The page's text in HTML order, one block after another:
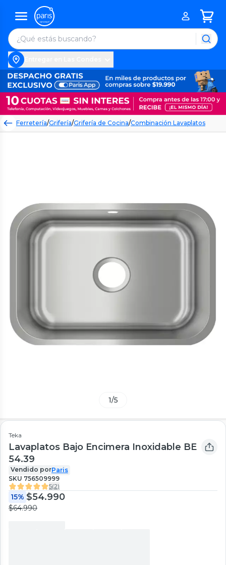
Ferretería/Grifería/Grifería de Cocina/Combinación Lavaplatos
1/5
Teka
Lavaplatos Bajo Encimera Inoxidable BE
54.39
Vendido porParis
SKU 756509999
5(2)
15% $54.990
$64.990